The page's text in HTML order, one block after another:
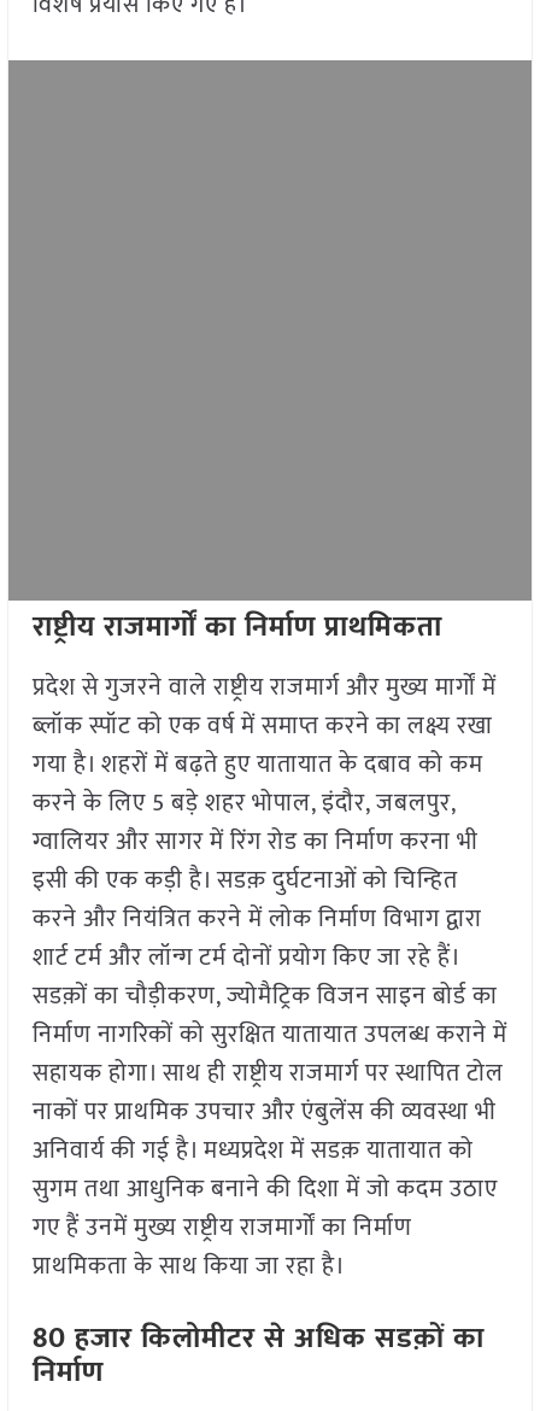
राष्ट्रीय राजमार्गों का निर्माण प्राथमिकता
प्रदेश से गुजरने वाले राष्ट्रीय राजमार्ग और मुख्य मार्गों में
ब्लॉक स्पॉट को एक वर्ष में समाप्त करने का लक्ष्य रखा
गया है। शहरों में बढ़ते हुए यातायात के दबाव को कम
करने के लिए 5 बड़े शहर भोपाल, इंदौर, जबलपुर,
ग्वालियर और सागर में रिंग रोड का निर्माण करना भी
इसी की एक कड़ी है। सडक़ दुर्घटनाओं को चिन्हित
करने और नियंत्रित करने में लोक निर्माण विभाग द्वारा
शार्ट टर्म और लॉन्ग टर्म दोनों प्रयोग किए जा रहे हैं।
सडक़ों का चौड़ीकरण, ज्योमैट्रिक विजन साइन बोर्ड का
निर्माण नागरिकों को सुरक्षित यातायात उपलब्ध कराने में
सहायक होगा। साथ ही राष्ट्रीय राजमार्ग पर स्थापित टोल
नाकों पर प्राथमिक उपचार और एंबुलेंस की व्यवस्था भी
अनिवार्य की गई है। मध्यप्रदेश में सडक़ यातायात को
सुगम तथा आधुनिक बनाने की दिशा में जो कदम उठाए
गए हैं उनमें मुख्य राष्ट्रीय राजमार्गों का निर्माण
प्राथमिकता के साथ किया जा रहा है।
80 हजार किलोमीटर से अधिक सडक़ों का
निर्माण